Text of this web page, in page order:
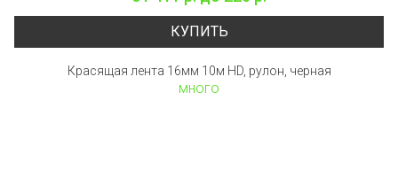
КУПИТЬ
Красящая лента 16мм 10м HD, рулон, черная
много